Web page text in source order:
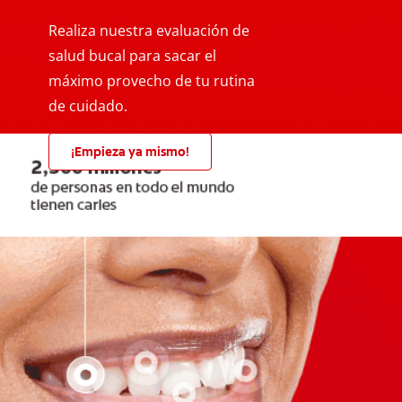
Realiza nuestra evaluación de
salud bucal para sacar el
máximo provecho de tu rutina
de cuidado.
¡Empieza ya mismo!